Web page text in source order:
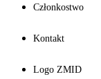
Członkostwo
Kontakt
Logo ZMID